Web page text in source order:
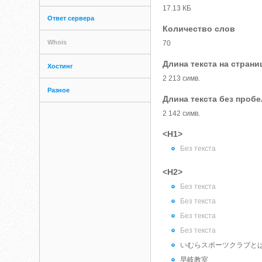
Ответ сервера
Whois
Хостинг
Разное
17.13 КБ
Количество слов
70
Длина текста на
2 213 симв.
Длина текста без
2 142 симв.
<H1>
Без текста
<H2>
Без текста
Без текста
Без текста
Без текста
いむらスポーツクラブと
早岐教室